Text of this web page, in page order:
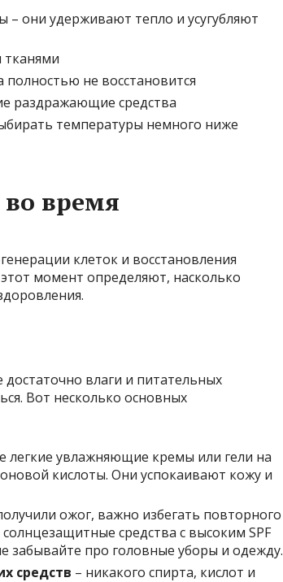
они удерживают тепло и усугубляют
не восстановится
раздражающие средства
температуры немного ниже
время
клеток и восстановления
момент определяют, насколько
влаги и питательных
Вот несколько основных
легкие увлажняющие кремы или гели на
кислоты. Они успокаивают кожу и
ожог, важно избегать повторного
средства с высоким SPF
про головные уборы и одежду.
средств – никакого спирта, кислот и